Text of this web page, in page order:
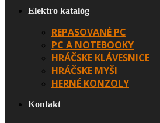
Elektro katalóg
REPASOVANÉ PC
PC A NOTEBOOKY
HRÁČSKE KLÁVESNICE
HRÁČSKE MYŠI
HERNÉ KONZOLY
Kontakt